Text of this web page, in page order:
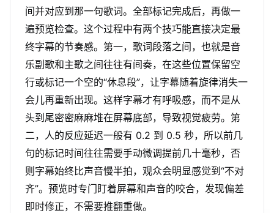
间并对应到那一句歌词。全部标记完成后，再做一
遍预览检查。这个过程中有两个技巧能直接决定最
终字幕的节奏感。第一，歌词段落之间，也就是音
乐副歌和主歌之间往往有间奏，在这些位置保留空
行或标记一个空的“休息段”，让字幕随着旋律消失一
会儿再重新出现。这样字幕才有呼吸感，而不是从
头到尾密密麻麻堆在屏幕底部，导致视觉疲劳。第
二，人的反应延迟一般有 0.2 到 0.5 秒，所以前几
句的标记时间往往需要手动微调提前几十毫秒，否
则字幕始终比声音慢半拍，观众会明显感觉到“不对
齐”。预览时专门盯着屏幕和声音的咬合，发现偏差
即时修正，不需要推翻重做。